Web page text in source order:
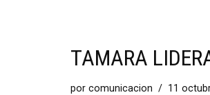
TAMARA
por comunicacion 11